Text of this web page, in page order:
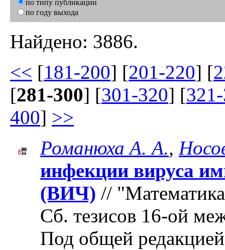
по типу публикации
по году выхода
Найдено: 3886.
<< [181-200] [201-220] [
[281-300] [301-320] [
400] >>
Романюха А. А.,
инфекции вируса
(ВИЧ) //
Cб. тезисов 16-ой
Под общей